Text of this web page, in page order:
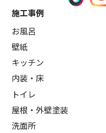
施工事例
お風呂
壁紙
キッチン
内装・床
トイレ
屋根・外壁塗装
洗面所